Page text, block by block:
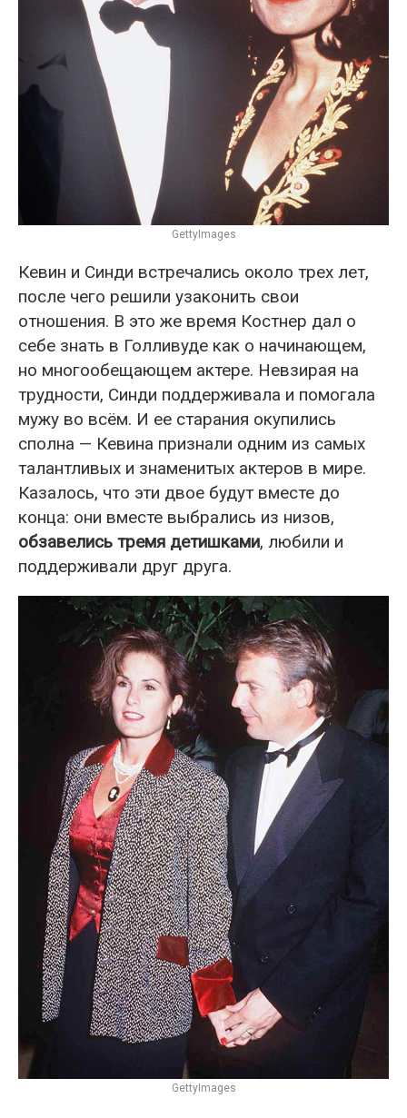
GettyImages
Кевин и Синди встречались около трех лет,
после чего решили узаконить свои
отношения. В это же время Костнер дал о
себе знать в Голливуде как о начинающем,
но многообещающем актере. Невзирая на
трудности, Синди поддерживала и помогала
мужу во всём. И ее старания окупились
сполна — Кевина признали одним из самых
талантливых и знаменитых актеров в мире.
Казалось, что эти двое будут вместе до
конца: они вместе выбрались из низов,
обзавелись тремя детишками, любили и
поддерживали друг друга.
GettyImages